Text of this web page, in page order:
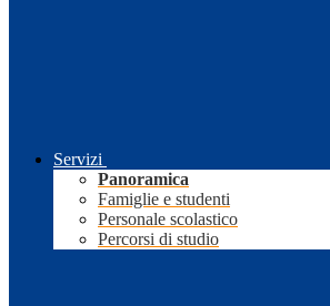
Servizi
Panoramica
Famiglie e studenti
Personale scolastico
Percorsi di studio